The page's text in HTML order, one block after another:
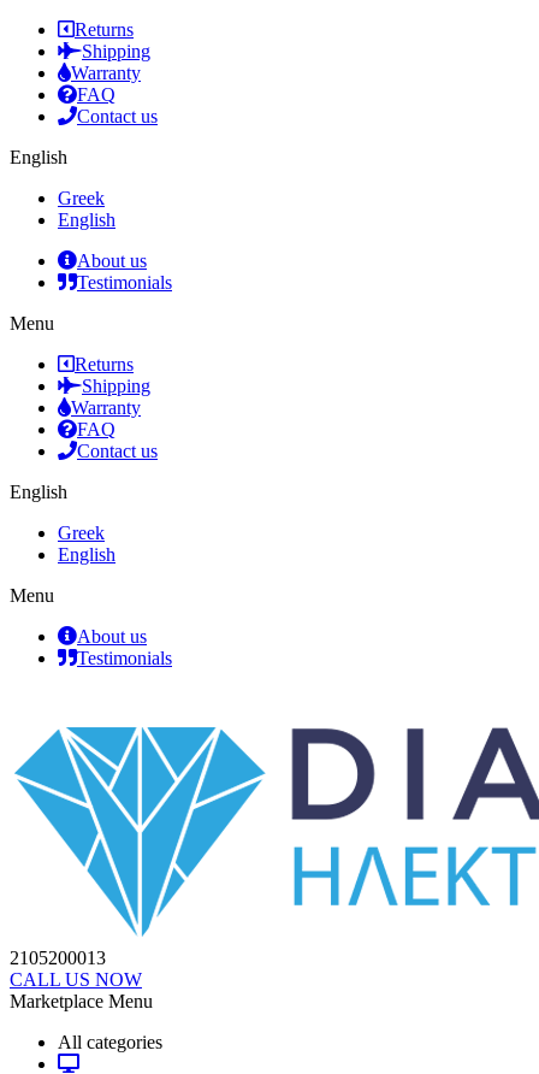
Returns
Shipping
Warranty
FAQ
Contact us
English
Greek
English
About us
Testimonials
Menu
Returns
Shipping
Warranty
FAQ
Contact us
English
Greek
English
Menu
About us
Testimonials
2105200013
CALL US NOW
Marketplace Menu
All categories